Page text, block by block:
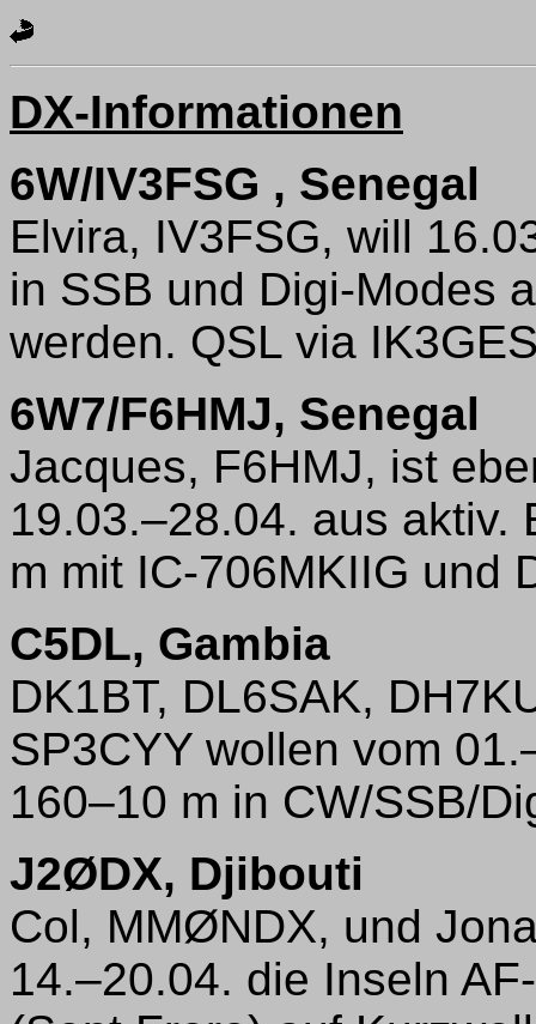
DX-Informationen
6W/IV3FSG , Senegal
Elvira, IV3FSG, will
in SSB und Digi-Modes
werden. QSL via
6W7/F6HMJ, Senegal
Jacques, F6HMJ, ist
19.03.–28.04. aus aktiv.
m mit IC-706MKIIG und
C5DL, Gambia
DK1BT, DL6SAK,
SP3CYY wollen vom
160–10 m in CW/SSB/
J2ØDX, Djibouti
Col, MMØNDX, und
14.–20.04. die Inseln